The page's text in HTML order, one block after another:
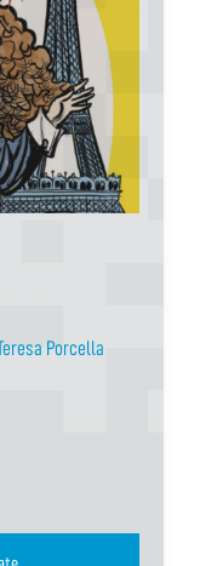
Porcella